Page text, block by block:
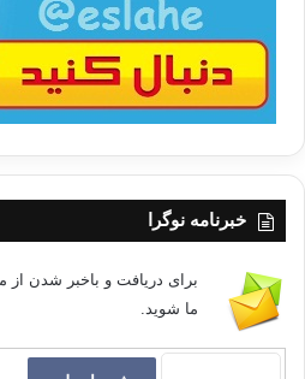
خبرنامه نوگرا
برای دریافت و باخبر شدن
ما شوید.